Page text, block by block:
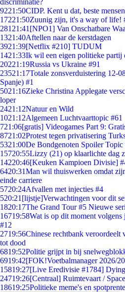
discriminatie?
9221:50CIDP. Kent u dat, beste
17221:50Zuunig zijn, it's a way of life!
281 21:41 [NPO1] Van Onschatbare
1321:40Aftellen naar de kerstdagen
3921:39[Netflix #210] TUDUM
1421:33Ik wil een eigen politieke partij
20221:19Russia vs Ukraine #91
23521:17Totale zonsverduistering 12-
Spanje) #1
5021:16Zieke Christina Applegate
loper
2421:12Natuur en Wild
1021:12Algemeen Luchtvaarttopic #61
721:06[gratis] Videogames Part 9:
8721:02Protest tegen privatisering
5321:00De Bondgenoten Spoiler Topic
15720:55Lizzy (21) op klaarlichte dag
14220:46[Keuken Kampioen Divisie]
6420:31Man wil thuiswerken omdat
einde carriere
5720:24Afvallen met injecties #4
520:21 [lijstje]Verwachtingen voor dit
1820:17The Grand Tour #5 Nieuwe
16719:58Wat is op dit moment volgens
#12
2719:56Chinese rechtbank
tot dood
6819:52Politie grijpt in bij
6919:42[FOK!Voetbalmanager 2026/
15819:27[Live Eredivisie #1784]
24719:26[Centraal] Ruimtevaart /
18619:25Politieke meme's en